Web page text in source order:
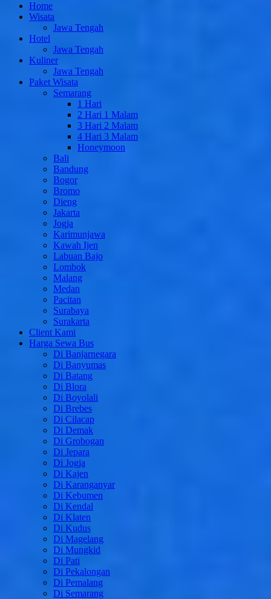
Home
Wisata
Jawa Tengah
Hotel
Jawa Tengah
Kuliner
Jawa Tengah
Paket Wisata
Semarang
1 Hari
2 Hari 1 Malam
3 Hari 2 Malam
4 Hari 3 Malam
Honeymoon
Bali
Bandung
Bogor
Bromo
Dieng
Jakarta
Jogja
Karimunjawa
Kawah Ijen
Labuan Bajo
Lombok
Malang
Medan
Pacitan
Surabaya
Surakarta
Client Kami
Harga Sewa Bus
Di Banjarnegara
Di Banyumas
Di Batang
Di Blora
Di Boyolali
Di Brebes
Di Cilacap
Di Demak
Di Grobogan
Di Jepara
Di Jogja
Di Kajen
Di Karanganyar
Di Kebumen
Di Kendal
Di Klaten
Di Kudus
Di Magelang
Di Mungkid
Di Pati
Di Pekalongan
Di Pemalang
Di Semarang